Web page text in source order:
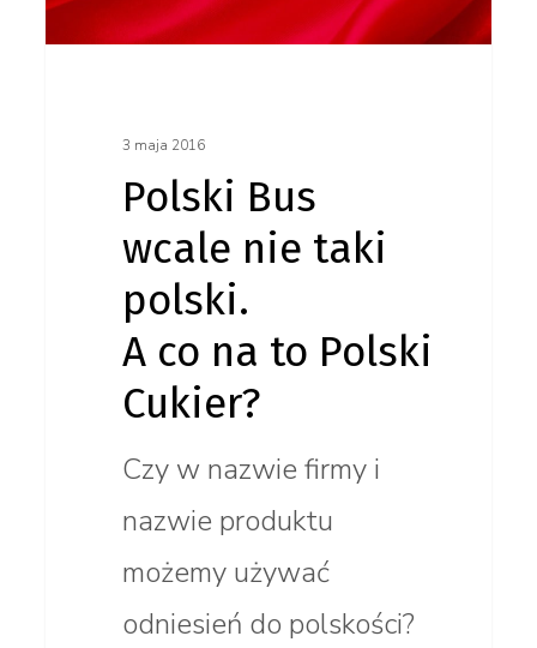
3 maja 2016
Polski Bus
wcale nie taki
polski.
A co na to Polski
Cukier?
Czy w nazwie firmy i
nazwie produktu
możemy używać
odniesień do polskości?